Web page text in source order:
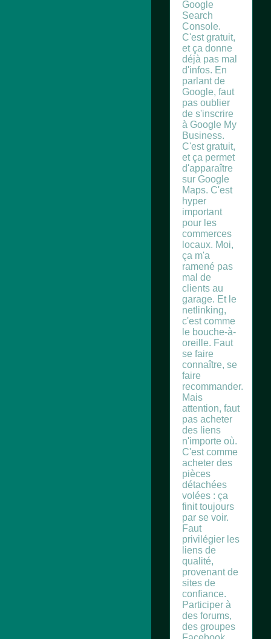
Google
Search
Console.
C'est gratuit,
et ça donne
déjà pas mal
d'infos. En
parlant de
Google, faut
pas oublier
de s'inscrire
à Google My
Business.
C'est gratuit,
et ça permet
d'apparaître
sur Google
Maps. C'est
hyper
important
pour les
commerces
locaux. Moi,
ça m'a
ramené pas
mal de
clients au
garage. Et le
netlinking,
c'est comme
le bouche-à-
oreille. Faut
se faire
connaître, se
faire
recommander.
Mais
attention, faut
pas acheter
des liens
n'importe où.
C'est comme
acheter des
pièces
détachées
volées : ça
finit toujours
par se voir.
Faut
privilégier les
liens de
qualité,
provenant de
sites de
confiance.
Participer à
des forums,
des groupes